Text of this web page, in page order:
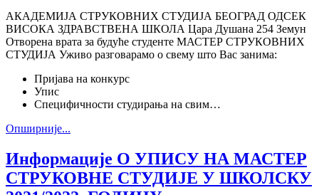
АКАДЕМИЈА СТРУКОВНИХ СТУДИЈА БЕОГРАД ОДСЕК
ВИСОКА ЗДРАВСТВЕНА ШКОЛА Цара Душана 254 Земун
Отворена врата за будуће студенте МАСТЕР СТРУКОВНИХ
СТУДИЈА Уживо разговарамо о свему што Вас занима:
Пријава на конкурс
Упис
Специфичности студирања на свим…
Oпширније...
Информације О УПИСУ НА МАСТЕР
СТРУКОВНЕ СТУДИЈЕ У ШКОЛСКУ